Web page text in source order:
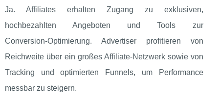
Ja. Affiliates erhalten Zugang zu exklusiven,
hochbezahlten Angeboten und Tools zur
Conversion‑Optimierung. Advertiser profitieren von
Reichweite über ein großes Affiliate‑Netzwerk sowie von
Tracking und optimierten Funnels, um Performance
messbar zu steigern.